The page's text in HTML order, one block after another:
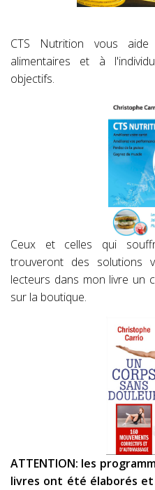
CTS Nutrition vous
alimentaires et à
objectifs.
Ceux et celles qui
trouveront des solutions
lecteurs dans mon livre un
sur la boutique.
ATTENTION: les
livres ont été élaborés